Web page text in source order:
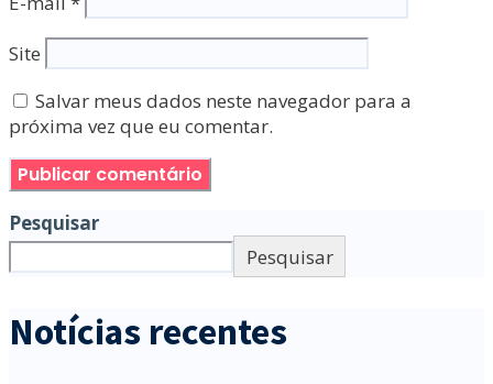
Site
Salvar meus dados neste navegador para a
próxima vez que eu comentar.
Pesquisar
Pesquisar
Notícias recentes